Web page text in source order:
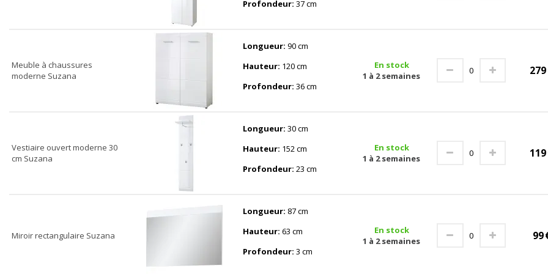
Profondeur: 37 cm
Meuble à chaussures
moderne Suzana
Longueur: 90 cm
Hauteur: 120 cm
Profondeur: 36 cm
En stock
1 à 2 semaines
279
Vestiaire ouvert moderne 30
cm Suzana
Longueur: 30 cm
Hauteur: 152 cm
Profondeur: 23 cm
En stock
1 à 2 semaines
119
Miroir rectangulaire Suzana
Longueur: 87 cm
Hauteur: 63 cm
Profondeur: 3 cm
En stock
1 à 2 semaines
99